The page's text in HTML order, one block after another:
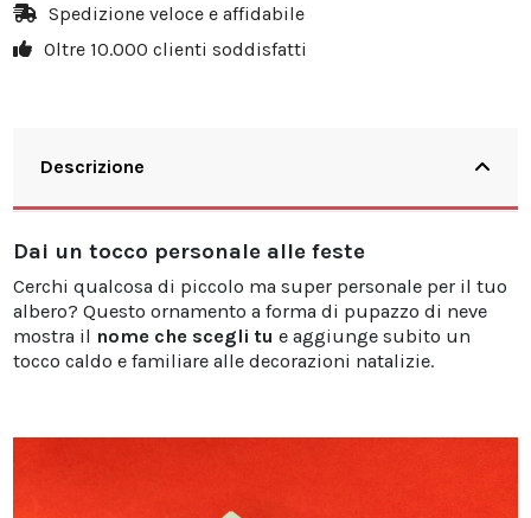
Spedizione veloce e affidabile
Oltre 10.000 clienti soddisfatti
Descrizione
Dai un tocco personale alle feste
Cerchi qualcosa di piccolo ma super personale per il tuo
albero? Questo ornamento a forma di pupazzo di neve
mostra il nome che scegli tu e aggiunge subito un
tocco caldo e familiare alle decorazioni natalizie.